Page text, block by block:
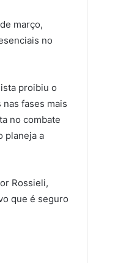
março,
no
proibiu o
fases mais
no combate
planeja a
Rossieli,
que é seguro